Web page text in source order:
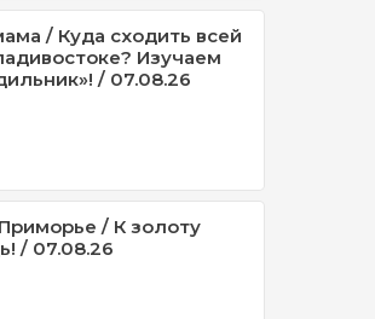
/ Куда сходить всей
Изучаем
/ 07.08.26
/ К золоту
/ 07.08.26